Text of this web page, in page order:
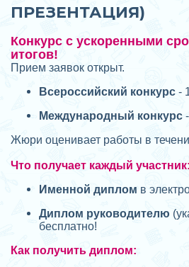
ПРЕЗЕНТАЦИЯ)
Конкурс с ускоренными
итогов!
Прием заявок открыт.
Всероссийский конкурс -
Международный конкурс
Жюри оценивает работы в
Что получает каждый участник:
Именной диплом в
Диплом руководителю
бесплатно!
Как получить диплом: